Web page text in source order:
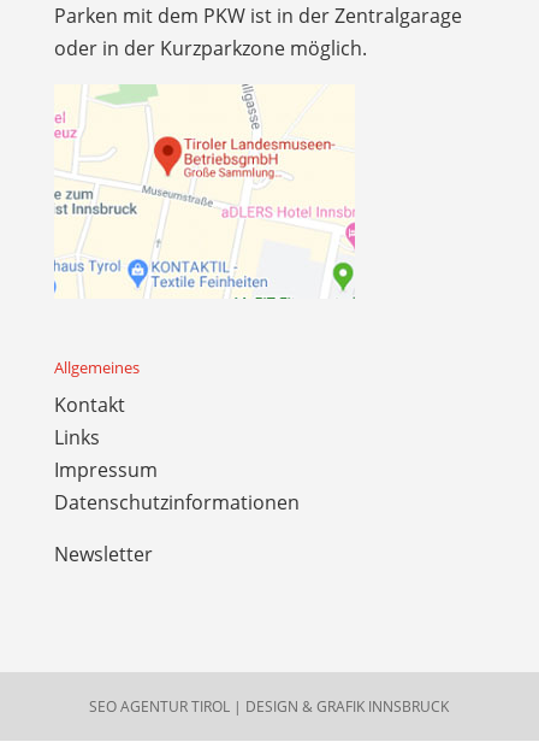
Parken mit dem PKW ist in der Zentralgarage
oder in der Kurzparkzone möglich.
Allgemeines
Kontakt
Links
Impressum
Datenschutzinformationen
Newsletter
SEO AGENTUR TIROL | DESIGN & GRAFIK INNSBRUCK